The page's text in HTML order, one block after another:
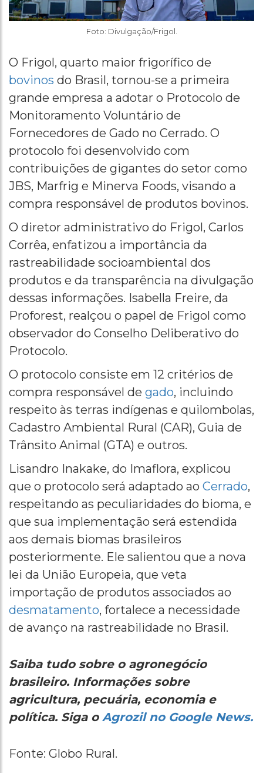
Foto: Divulgação/Frigol.
O Frigol, quarto maior frigorífico de
bovinos do Brasil, tornou-se a primeira
grande empresa a adotar o Protocolo de
Monitoramento Voluntário de
Fornecedores de Gado no Cerrado. O
protocolo foi desenvolvido com
contribuições de gigantes do setor como
JBS, Marfrig e Minerva Foods, visando a
compra responsável de produtos bovinos.
O diretor administrativo do Frigol, Carlos
Corrêa, enfatizou a importância da
rastreabilidade socioambiental dos
produtos e da transparência na divulgação
dessas informações. Isabella Freire, da
Proforest, realçou o papel de Frigol como
observador do Conselho Deliberativo do
Protocolo.
O protocolo consiste em 12 critérios de
compra responsável de gado, incluindo
respeito às terras indígenas e quilombolas,
Cadastro Ambiental Rural (CAR), Guia de
Trânsito Animal (GTA) e outros.
Lisandro Inakake, do Imaflora, explicou
que o protocolo será adaptado ao Cerrado,
respeitando as peculiaridades do bioma, e
que sua implementação será estendida
aos demais biomas brasileiros
posteriormente. Ele salientou que a nova
lei da União Europeia, que veta
importação de produtos associados ao
desmatamento, fortalece a necessidade
de avanço na rastreabilidade no Brasil.
Saiba tudo sobre o agronegócio
brasileiro. Informações sobre
agricultura, pecuária, economia e
política. Siga o Agrozil no Google News.
Fonte: Globo Rural.